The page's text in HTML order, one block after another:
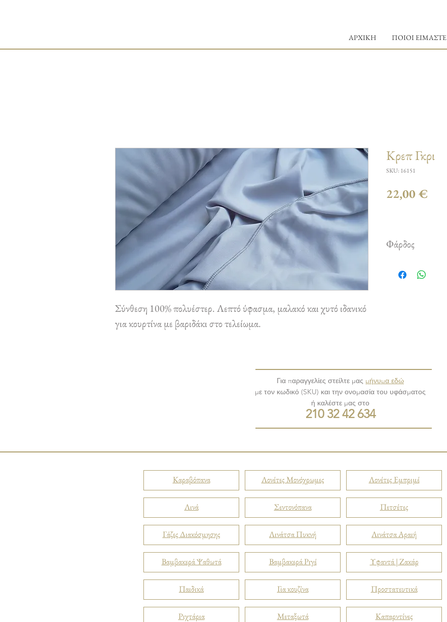
ΑΡΧΙΚΗ ΠΟΙΟΙ ΕΙΜΑΣΤΕ
Σύνθεση 100% πολυέστερ. Λεπτό ύφασμα, μαλακό και χυτό ιδανικό
για κουρτίνα με βαριδάκι στο τελείωμα.
Kρεπ Γκρι
SKU: 16151
22,00 €
Φάρδος
Για παραγγελίες στείλτε μας μήνυμα εδώ
με τον κωδικό (SKU) και την ονομασία του υφάσματος
ή καλέστε μας στο
210 32 42 634
Καραβόπανα
Λινά
Γάζες Διακόσμησης
Βαμβακερά Ψαθωτά
Παιδικά
Ριχτάρια
Λονέτες Μονόχρωμες
Σεντονόπανα
Λινάτσα Πυκνή
Βαμβακερά Ριγέ
Για κουζίνα
Μεταξωτά
Λονέτες Εμπριμέ
Πετσέτες
Λινάτσα Αραιή
Υφαντά | Ζακάρ
Προστατευτικά
Καπαρντίνες